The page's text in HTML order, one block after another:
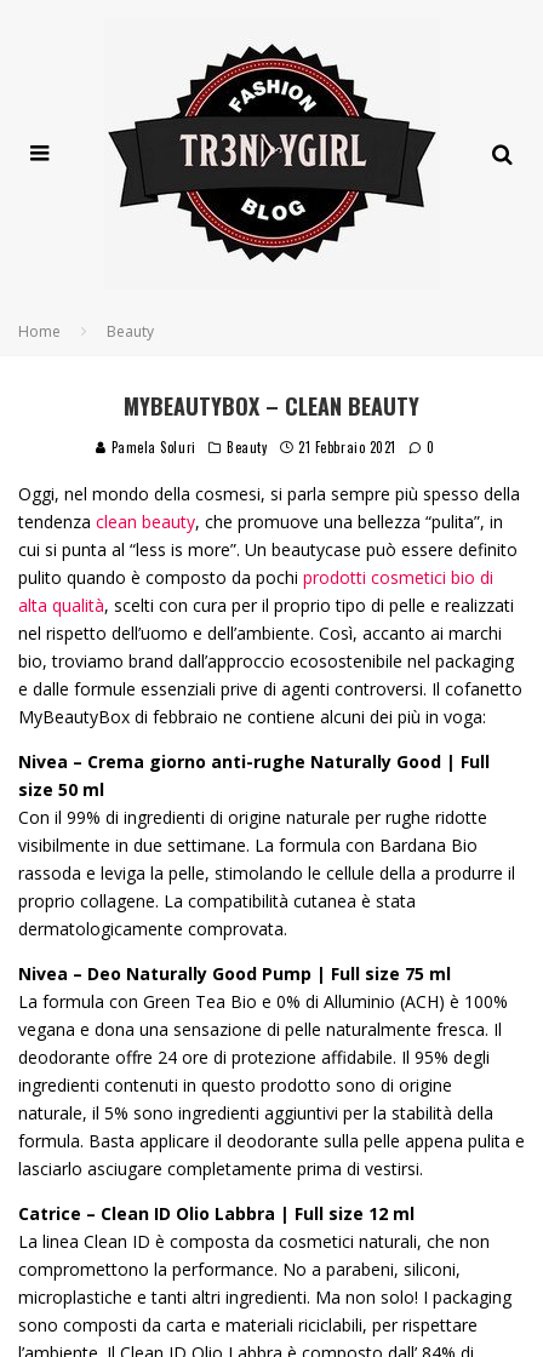
Home Beauty
MYBEAUTYBOX – CLEAN BEAUTY
Pamela Soluri Beauty 21 Febbraio 2021 0
Oggi, nel mondo della cosmesi, si parla sempre più spesso della
tendenza clean beauty, che promuove una bellezza “pulita”, in
cui si punta al “less is more”. Un beautycase può essere definito
pulito quando è composto da pochi prodotti cosmetici bio di
alta qualità, scelti con cura per il proprio tipo di pelle e realizzati
nel rispetto dell’uomo e dell’ambiente. Così, accanto ai marchi
bio, troviamo brand dall’approccio ecosostenibile nel packaging
e dalle formule essenziali prive di agenti controversi. Il cofanetto
MyBeautyBox di febbraio ne contiene alcuni dei più in voga:
Nivea – Crema giorno anti-rughe Naturally Good | Full
size 50 ml
Con il 99% di ingredienti di origine naturale per rughe ridotte
visibilmente in due settimane. La formula con Bardana Bio
rassoda e leviga la pelle, stimolando le cellule della a produrre il
proprio collagene. La compatibilità cutanea è stata
dermatologicamente comprovata.
Nivea – Deo Naturally Good Pump | Full size 75 ml
La formula con Green Tea Bio e 0% di Alluminio (ACH) è 100%
vegana e dona una sensazione di pelle naturalmente fresca. Il
deodorante offre 24 ore di protezione affidabile. Il 95% degli
ingredienti contenuti in questo prodotto sono di origine
naturale, il 5% sono ingredienti aggiuntivi per la stabilità della
formula. Basta applicare il deodorante sulla pelle appena pulita e
lasciarlo asciugare completamente prima di vestirsi.
Catrice – Clean ID Olio Labbra | Full size 12 ml
La linea Clean ID è composta da cosmetici naturali, che non
compromettono la performance. No a parabeni, siliconi,
microplastiche e tanti altri ingredienti. Ma non solo! I packaging
sono composti da carta e materiali riciclabili, per rispettare